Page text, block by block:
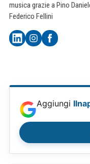
musica grazie a Pino
Federico Fellini
Aggiungi